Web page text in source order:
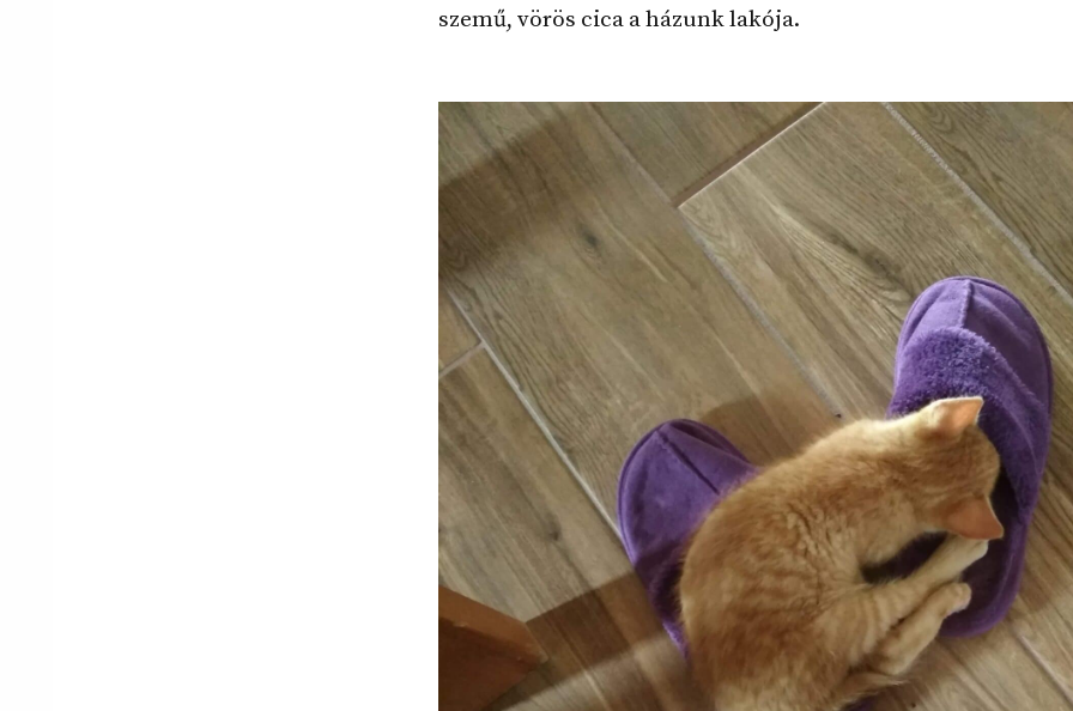
szemű, vörös cica a házunk lakója.